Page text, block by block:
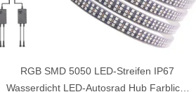
RGB SMD 5050 LED-Streifen IP67
Wasserdicht LED-Autosrad Hub Farblicht